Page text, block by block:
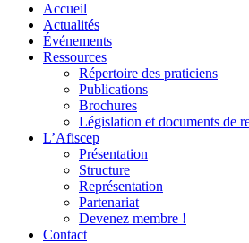
Accueil
Actualités
Événements
Ressources
Répertoire des praticiens
Publications
Brochures
Législation et documents de
L’Afiscep
Présentation
Structure
Représentation
Partenariat
Devenez membre !
Contact